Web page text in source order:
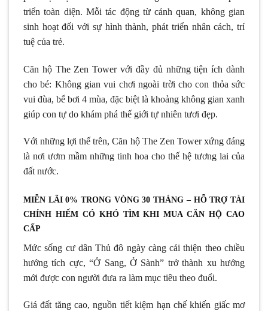
triển toàn diện. Mỗi tác động từ cảnh quan, không gian
sinh hoạt đối với sự hình thành, phát triển nhân cách, trí
tuệ của trẻ.
Căn hộ The Zen Tower với đầy đủ những tiện ích dành
cho bé: Không gian vui chơi ngoài trời cho con thỏa sức
vui đùa, bể bơi 4 mùa, đặc biệt là khoảng không gian xanh
giúp con tự do khám phá thế giới tự nhiên tươi đẹp.
Với những lợi thế trên, Căn hộ The Zen Tower xứng đáng
là nơi ươm mầm những tinh hoa cho thế hệ tương lai của
đất nước.
MIỄN LÃI 0% TRONG VÒNG 30 THÁNG – HỖ TRỢ TÀI
CHÍNH HIẾM CÓ KHÓ TÌM KHI MUA CĂN HỘ CAO
CẤP
Mức sống cư dân Thủ đô ngày càng cải thiện theo chiều
hướng tích cực, “Ở Sang, Ở Sành” trở thành xu hướng
mới được con người đưa ra làm mục tiêu theo đuổi.
Giá đất tăng cao, nguồn tiết kiệm hạn chế khiến giấc mơ